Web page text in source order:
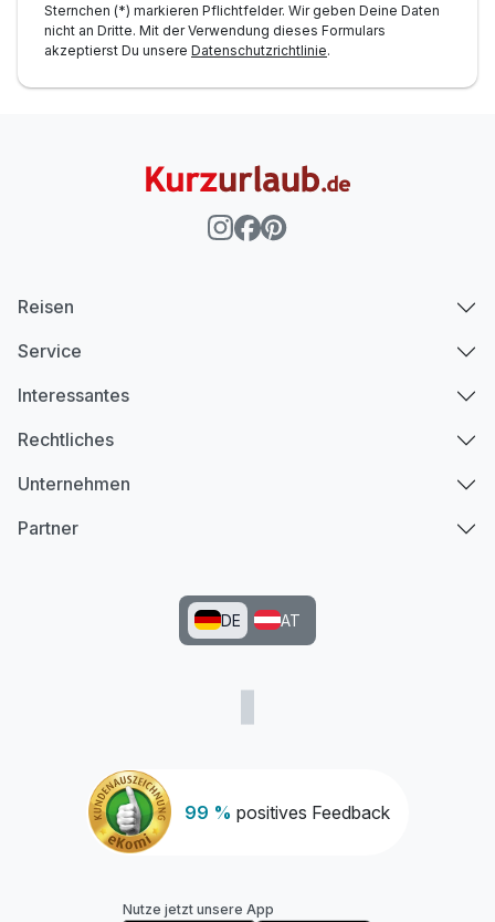
Sternchen (*) markieren Pflichtfelder. Wir geben Deine Daten
nicht an Dritte. Mit der Verwendung dieses Formulars
akzeptierst Du unsere Datenschutzrichtlinie.
99 % positives Feedback
Reisen
Service
Interessantes
Rechtliches
Unternehmen
Partner
DE AT
Nutze jetzt unsere App